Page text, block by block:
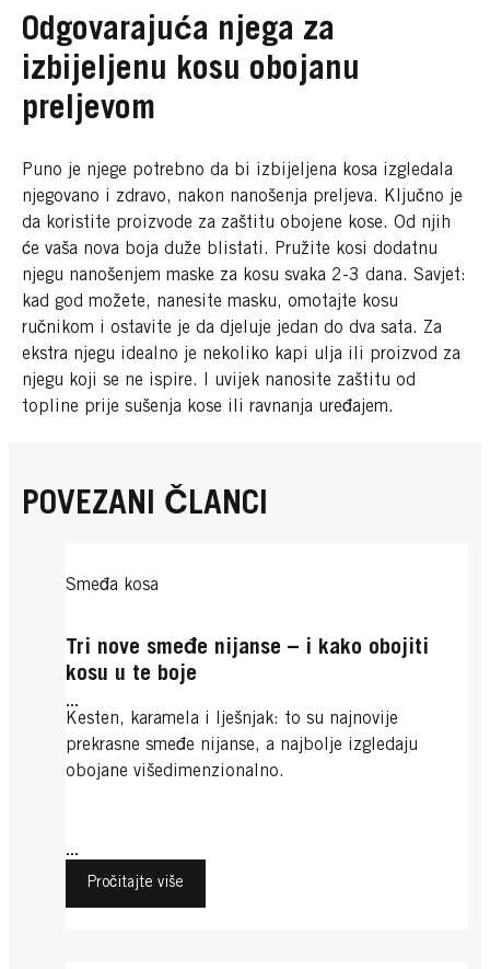
Odgovarajuća njega za
izbijeljenu kosu obojanu
preljevom
Puno je njege potrebno da bi izbijeljena kosa izgledala
njegovano i zdravo, nakon nanošenja preljeva. Ključno je
da koristite proizvode za zaštitu obojene kose. Od njih
će vaša nova boja duže blistati. Pružite kosi dodatnu
njegu nanošenjem maske za kosu svaka 2-3 dana. Savjet:
kad god možete, nanesite masku, omotajte kosu
ručnikom i ostavite je da djeluje jedan do dva sata. Za
ekstra njegu idealno je nekoliko kapi ulja ili proizvod za
njegu koji se ne ispire. I uvijek nanosite zaštitu od
topline prije sušenja kose ili ravnanja uređajem.
POVEZANI ČLANCI
Smeđa kosa
Tri nove smeđe nijanse – i kako obojiti
kosu u te boje
...
Kesten, karamela i lješnjak: to su najnovije
prekrasne smeđe nijanse, a najbolje izgledaju
obojane višedimenzionalno.
...
Pročitajte više